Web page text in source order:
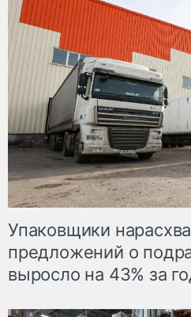
Упаковщики
предложений о
выросло на 43% за